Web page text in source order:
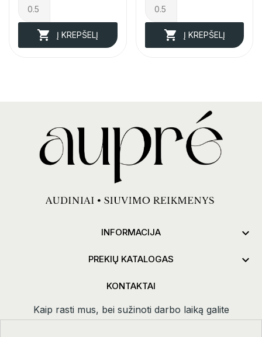
 Į KREPŠELĮ  Į KREPŠELĮ
INFORMACIJA 
PREKIŲ KATALOGAS 
KONTAKTAI
Kaip rasti mus, bei sužinoti darbo laiką galite
paspauduskontaktai.